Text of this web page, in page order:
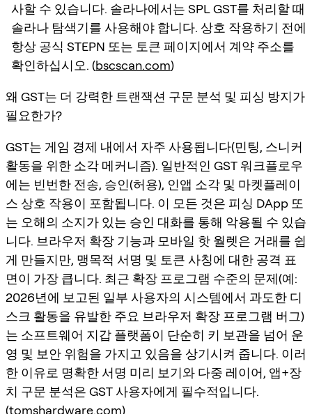
사할 수 있습니다. 솔라나에서는 SPL GST를 처리할 때
솔라나 탐색기를 사용해야 합니다. 상호 작용하기 전에
항상 공식 STEPN 또는 토큰 페이지에서 계약 주소를
확인하십시오. (bscscan.com)
왜 GST는 더 강력한 트랜잭션 구문 분석 및 피싱 방지가
필요한가?
GST는 게임 경제 내에서 자주 사용됩니다(민팅, 스니커
활동을 위한 소각 메커니즘). 일반적인 GST 워크플로우
에는 빈번한 전송, 승인(허용), 인앱 소각 및 마켓플레이
스 상호 작용이 포함됩니다. 이 모든 것은 피싱 DApp 또
는 오해의 소지가 있는 승인 대화를 통해 악용될 수 있습
니다. 브라우저 확장 기능과 모바일 핫 월렛은 거래를 쉽
게 만들지만, 맹목적 서명 및 토큰 사칭에 대한 공격 표
면이 가장 큽니다. 최근 확장 프로그램 수준의 문제(예:
2026년에 보고된 일부 사용자의 시스템에서 과도한 디
스크 활동을 유발한 주요 브라우저 확장 프로그램 버그)
는 소프트웨어 지갑 플랫폼이 단순히 키 보관을 넘어 운
영 및 보안 위험을 가지고 있음을 상기시켜 줍니다. 이러
한 이유로 명확한 서명 미리 보기와 다중 레이어, 앱+장
치 구문 분석은 GST 사용자에게 필수적입니다.
(tomshardware.com)